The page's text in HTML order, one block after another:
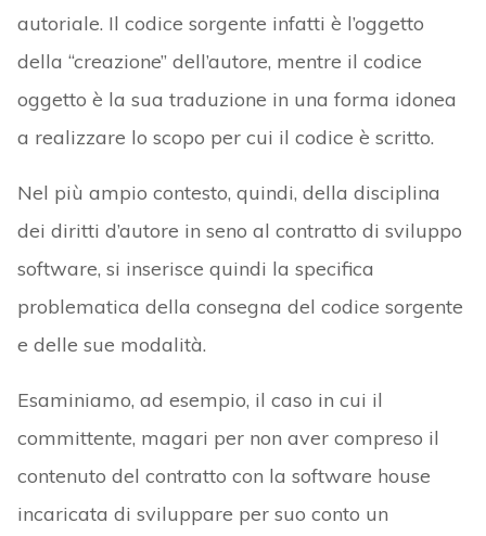
autoriale. Il codice sorgente infatti è l’oggetto
della “creazione” dell’autore, mentre il codice
oggetto è la sua traduzione in una forma idonea
a realizzare lo scopo per cui il codice è scritto.
Nel più ampio contesto, quindi, della disciplina
dei diritti d’autore in seno al contratto di sviluppo
software, si inserisce quindi la specifica
problematica della consegna del codice sorgente
e delle sue modalità.
Esaminiamo, ad esempio, il caso in cui il
committente, magari per non aver compreso il
contenuto del contratto con la software house
incaricata di sviluppare per suo conto un